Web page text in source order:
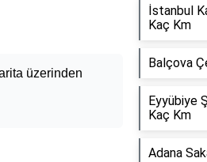
üzerinden
İstanbul
Kaç Km
Balçova
Eyyübiye
Kaç Km
Adana